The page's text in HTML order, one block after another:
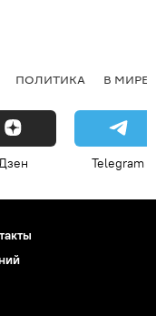
ПОЛИТИКА В МИРЕ
Telegram